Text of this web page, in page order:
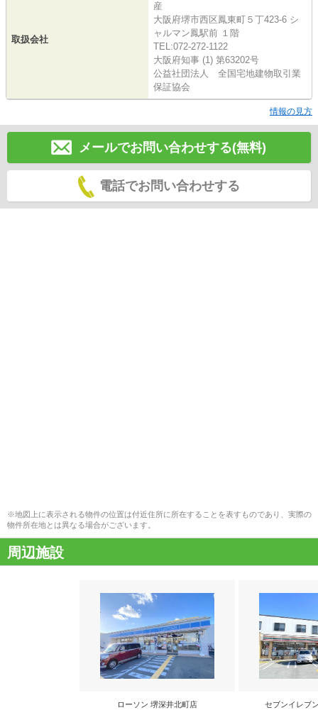
取扱会社
産
大阪府堺市西区鳳東町５丁423-6 シ
ャルマン鳳駅前 １階
TEL:072-272-1122
大阪府知事 (1) 第63202号
公益社団法人 全国宅地建物取引業
保証協会
情報の見方
メールでお問い合わせする(無料)
電話でお問い合わせする
※地図上に表示される物件の位置は付近住所に所在することを表すものであり、実際の
物件所在地とは異なる場合がございます。
周辺施設
ローソン 堺深井北町店 セブンイレブ